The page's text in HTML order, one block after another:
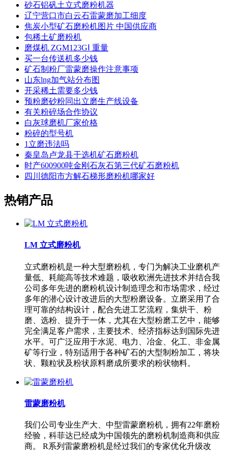
砂石铝矾土立式磨粉机器
辽宁营口市白云石雷蒙磨加工细度
焦炭小型矿石磨粉机图片 中国供应商
包稀土矿磨粉机
磨煤机 ZGM123GⅠ 重量
买一台传送机多少钱
矿石制粉厂雷蒙磨操作注意事项
山东lng加气站分布图
开采稀土需要多少钱
预粉磨砂粉同出立磨生产线设备
有关粉碎场合作协议
白灰球磨机厂家价格
粉碎的型号机
1立磨违法吗
秦皇岛卢龙县干选机矿石磨粉机
时产600900吨金刚石灰石第三代矿石磨粉机
四川德阳市方解石梯形磨粉机哪家好
热销产品
LM 立式磨粉机
立式磨粉机是一种大型磨粉机，专门为解决工业磨机产
量低、耗能高等技术难题，吸收欧洲先进技术并结合我
公司多年先进的磨粉机设计制造理念和市场需求，经过
多年的潜心设计改进后的大型粉磨设备。立磨采用了合
理可靠的结构设计，配合先进工艺流程，集烘干、粉
磨、选粉、提升于一体，尤其在大型粉磨工艺中，能够
完全满足客户需求，主要技术、经济指标达到国际先进
水平。可广泛应用于水泥、电力、冶金、化工、非金属
矿等行业，特别适用于各种矿石的大型制粉加工，将块
状、颗粒状及粉状原料磨成所要求的粉状物料。
雷蒙磨粉机
我们公司专业生产大、中型雷蒙磨粉机，拥有22年磨粉
经验，科菲达已经成为中国领先的磨粉机制造商和供应
商。 R系列雷蒙磨粉机是经过我们的专家优化升级改